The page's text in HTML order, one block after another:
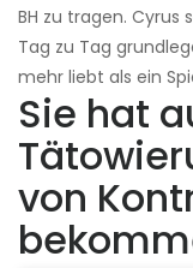
BH zu tragen. Cyrus
Tag zu Tag
mehr liebt als ein
Sie hat
von